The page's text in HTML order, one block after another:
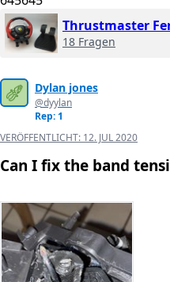
18 Fragen
Dylan jones
@dyylan
Rep: 1
VERÖFFENTLICHT: 12. JUL 2020
Can I fix the band